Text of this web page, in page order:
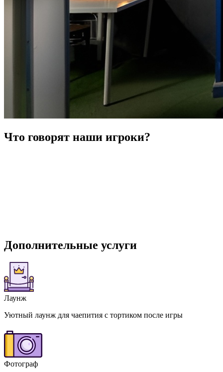
Что говорят наши игроки?
Дополнительные услуги
Лаунж
Уютный лаунж для чаепития с тортиком после игры
Фотограф